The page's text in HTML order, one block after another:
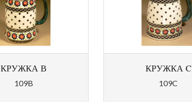
КРУЖКА В
109B
КРУЖКА C
109C